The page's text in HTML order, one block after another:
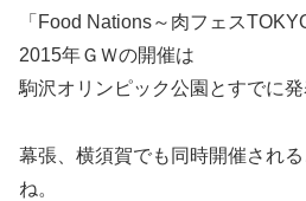
「Food Nations～肉フェス
2015年ＧＷの開催は
駒沢オリンピック公園とすでに発
幕張、横須賀でも同時開催され
ね。